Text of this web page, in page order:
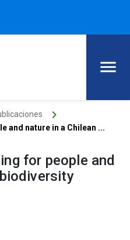
keyboard_arrow_right
and nature in a Chilean ...
for people and